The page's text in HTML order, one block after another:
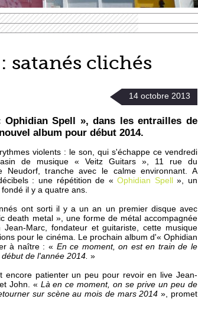
satanés clichés
14 octobre 2013
Ophidian Spell », dans les entrailles de
album pour début 2014.
violents : le son, qui s'échappe ce vendredi
de musique « Veitz Guitars », 11 rue du
Neudorf, tranche avec le calme environnant. A
: une répétition de «Ophidian Spell
», un
il y a quatre ans.
ont sorti il y a un an un premier disque avec
death metal », une forme de métal accompagnée
Marc, fondateur et guitariste, cette musique
pour le cinéma. Le prochain album d'« Ophidian
à naître : « En ce moment, on est en train de le
de l'année 2014. »
encore patienter un peu pour revoir en live Jean-
John. « Là en ce moment, on se prive un peu de
sur scène au mois de mars 2014», promet